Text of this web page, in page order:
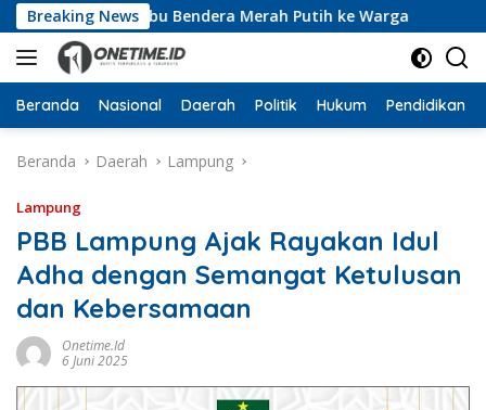
Langsung
ke
konten
Breaking News
10 Ribu Bendera Merah Putih ke Warga
Beranda Nasional Daerah Politik Hukum Pendidikan
Beranda Daerah Lampung
Lampung
PBB Lampung Ajak Rayakan Idul
Adha dengan Semangat Ketulusan
dan Kebersamaan
Onetime.id
6 Juni 2025